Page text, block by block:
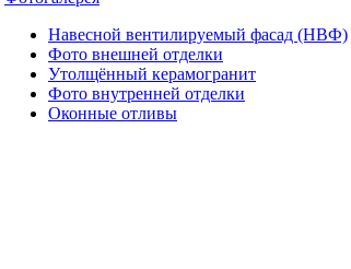
Навесной вентилируемый фасад (НВФ)
Фото внешней отделки
Утолщённый керамогранит
Фото внутренней отделки
Оконные отливы